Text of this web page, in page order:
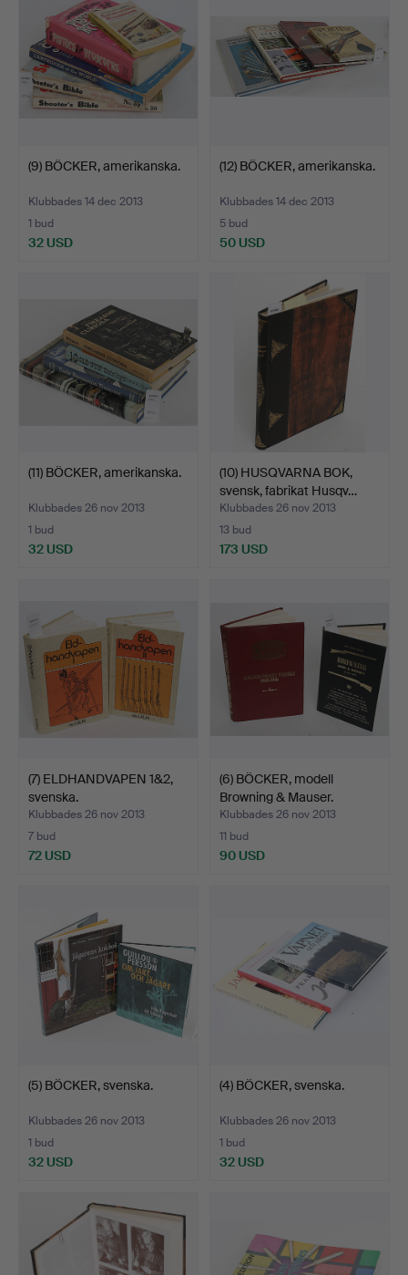
(9) BÖCKER, amerikanska.
Klubbades 14 dec 2013
1 bud
32 USD
(12) BÖCKER, amerikanska.
Klubbades 14 dec 2013
5 bud
50 USD
(11) BÖCKER, amerikanska.
Klubbades 26 nov 2013
1 bud
32 USD
(10) HUSQVARNA BOK,
svensk, fabrikat Husqv…
Klubbades 26 nov 2013
13 bud
173 USD
(7) ELDHANDVAPEN 1&2,
svenska.
Klubbades 26 nov 2013
7 bud
72 USD
(6) BÖCKER, modell
Browning & Mauser.
Klubbades 26 nov 2013
11 bud
90 USD
(5) BÖCKER, svenska.
Klubbades 26 nov 2013
1 bud
32 USD
(4) BÖCKER, svenska.
Klubbades 26 nov 2013
1 bud
32 USD